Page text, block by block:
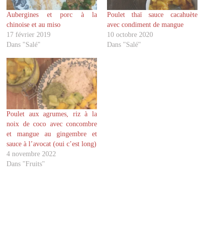
a
g
e
r
s
u
r
T
i
t
t
e
r
(
u
v
r
e
d
a
n
s
u
n
a
g
e
r
s
u
c
e
b
o
o
k
(
o
u
v
r
e
d
a
n
s
Aubergines et porc à la
chinoise et au miso
17 février 2019
Dans "Salé"
Poulet thaï sauce cacahuète
avec condiment de mangue
10 octobre 2020
Dans "Salé"
Poulet aux agrumes, riz à la
noix de coco avec concombre
et mangue au gingembre et
sauce à l’avocat (oui c’est long)
4 novembre 2022
Dans "Fruits"